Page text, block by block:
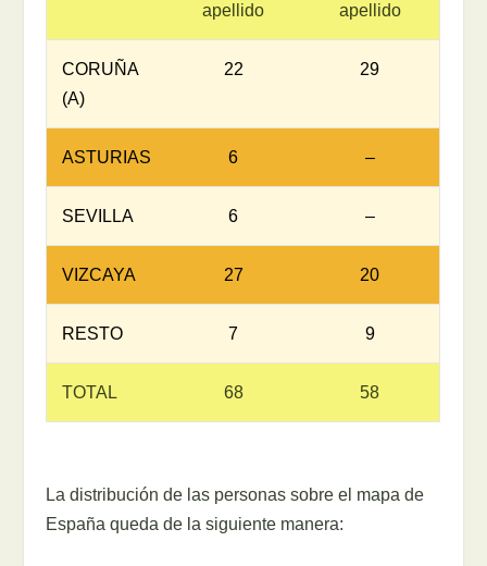
apellido
apellido
CORUÑA
(A)
22 29
ASTURIAS 6 –
SEVILLA 6 –
VIZCAYA 27 20
RESTO 7 9
TOTAL 68 58
La distribución de las personas sobre el mapa de
España queda de la siguiente manera: